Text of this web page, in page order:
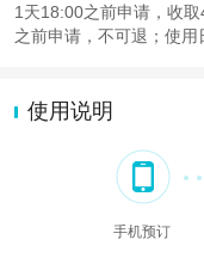
1天18:00之前申请，收
之前申请，不可退；使用
使用说明
手机预订